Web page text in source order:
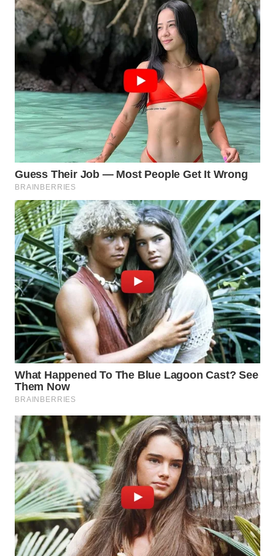
WN
SIMALUNGUN
LABUHANBATU
WN
TAPANULI
TENGAH
WN DELI
SERDANG
WN
TEBING
TINGGI
WN
PAKPAK
WN
KARAWANG
WN
BEKASI
WN
BOGOR
WN
DEPOK
WN
TAPANULI
UTARA